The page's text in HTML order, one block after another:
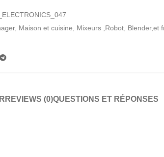
, Maison et cuisine Mixeurs ,Robot, Blender,et
REVIEWS (0)QUESTIONS ET RÉPONSES